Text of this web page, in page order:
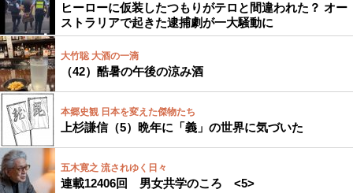
ヒーローに仮装したつもりがテロと間違われた？ オー
ストラリアで起きた逮捕劇が一大騒動に
大竹聡 大酒の一滴
（42）酷暑の午後の涼み酒
本郷史観 日本を変えた傑物たち
上杉謙信（5）晩年に「義」の世界に気づいた
五木寛之 流されゆく日々
連載12406回 男女共学のころ <5>